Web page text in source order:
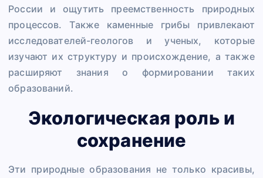
России и ощутить преемственность природных
процессов. Также каменные грибы привлекают
исследователей-геологов и ученых, которые
изучают их структуру и происхождение, а также
расширяют знания о формировании таких
образований.
Экологическая роль и
сохранение
Эти природные образования не только красивы,